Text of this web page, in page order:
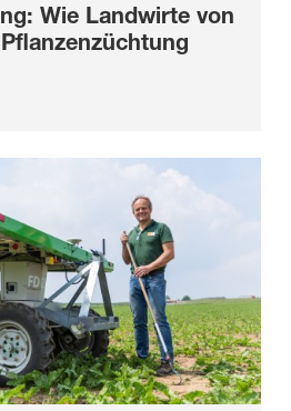
Wie Landwirte von